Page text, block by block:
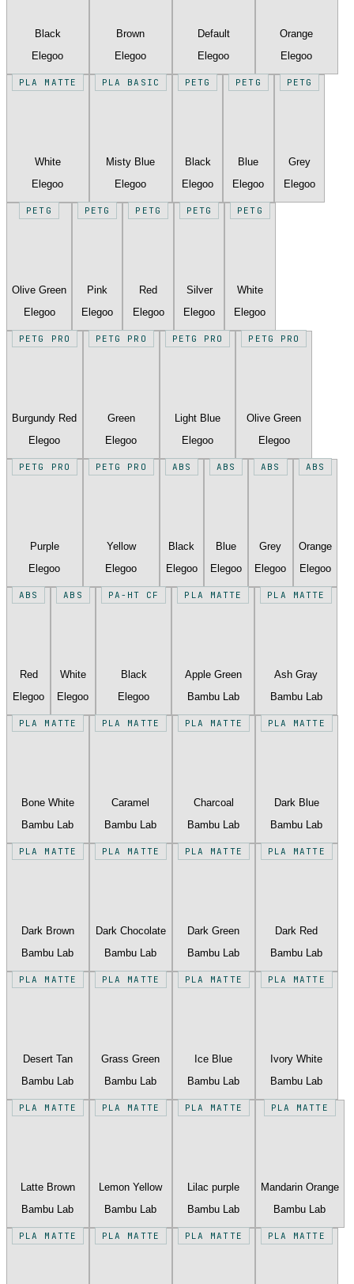
Black
Elegoo
Brown
Elegoo
Default
Elegoo
Orange
Elegoo
PLA MATTE
White
Elegoo
PLA BASIC
Misty Blue
Elegoo
PETG
Black
Elegoo
PETG
Blue
Elegoo
PETG
Grey
Elegoo
PETG
Olive Green
Elegoo
PETG
Pink
Elegoo
PETG
Red
Elegoo
PETG
Silver
Elegoo
PETG
White
Elegoo
PETG PRO
Burgundy Red
Elegoo
PETG PRO
Green
Elegoo
PETG PRO
Light Blue
Elegoo
PETG PRO
Olive Green
Elegoo
PETG PRO
Purple
Elegoo
PETG PRO
Yellow
Elegoo
ABS
Black
Elegoo
ABS
Blue
Elegoo
ABS
Grey
Elegoo
ABS
Orange
Elegoo
ABS
Red
Elegoo
ABS
White
Elegoo
PA-HT CF
Black
Elegoo
PLA MATTE
Apple Green
Bambu Lab
PLA MATTE
Ash Gray
Bambu Lab
PLA MATTE
Bone White
Bambu Lab
PLA MATTE
Caramel
Bambu Lab
PLA MATTE
Charcoal
Bambu Lab
PLA MATTE
Dark Blue
Bambu Lab
PLA MATTE
Dark Brown
Bambu Lab
PLA MATTE
Dark Chocolate
Bambu Lab
PLA MATTE
Dark Green
Bambu Lab
PLA MATTE
Dark Red
Bambu Lab
PLA MATTE
Desert Tan
Bambu Lab
PLA MATTE
Grass Green
Bambu Lab
PLA MATTE
Ice Blue
Bambu Lab
PLA MATTE
Ivory White
Bambu Lab
PLA MATTE
Latte Brown
Bambu Lab
PLA MATTE
Lemon Yellow
Bambu Lab
PLA MATTE
Lilac purple
Bambu Lab
PLA MATTE
Mandarin Orange
Bambu Lab
PLA MATTE PLA MATTE PLA MATTE PLA MATTE